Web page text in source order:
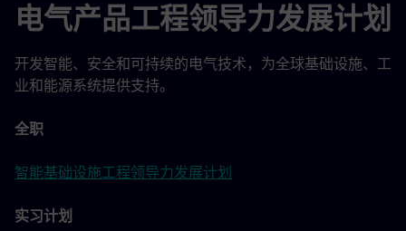
电气产品工程领导力发展计划
开发智能、安全和可持续的电气技术，为全球基础设施、工
业和能源系统提供支持。
全职
智能基础设施工程领导力发展计划
实习计划